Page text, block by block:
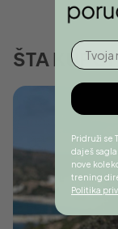
ŠTA KUPCI
Unesi
Pridruži se
daješ
nove
trening
Politika